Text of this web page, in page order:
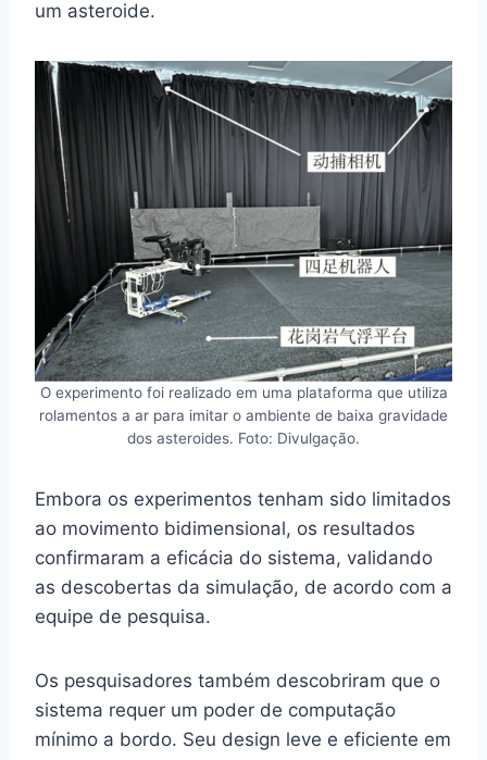
um asteroide.
O experimento foi realizado em uma plataforma que utiliza
rolamentos a ar para imitar o ambiente de baixa gravidade
dos asteroides. Foto: Divulgação.
Embora os experimentos tenham sido limitados
ao movimento bidimensional, os resultados
confirmaram a eficácia do sistema, validando
as descobertas da simulação, de acordo com a
equipe de pesquisa.
Os pesquisadores também descobriram que o
sistema requer um poder de computação
mínimo a bordo. Seu design leve e eficiente em